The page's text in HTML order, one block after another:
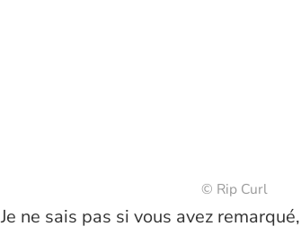
© Rip Curl
Je ne sais pas si vous avez